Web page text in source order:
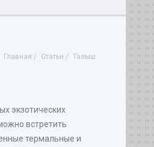
Главная Статьи Талыш
экзотических
встретить
термальные и